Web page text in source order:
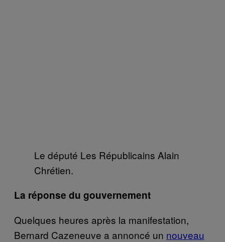
Le député Les Républicains Alain
Chrétien.
La réponse du gouvernement
Quelques heures après la manifestation,
Bernard Cazeneuve a annoncé un nouveau